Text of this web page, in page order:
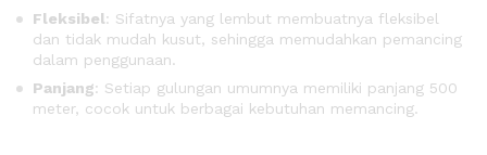
Fleksibel: Sifatnya yang lembut membuatnya fleksibel
dan tidak mudah kusut, sehingga memudahkan pemancing
dalam penggunaan.
Panjang: Setiap gulungan umumnya memiliki panjang 500
meter, cocok untuk berbagai kebutuhan memancing.